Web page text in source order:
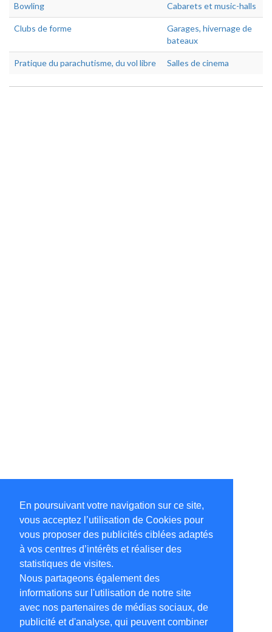
En poursuivant votre navigation sur ce site,
vous acceptez l’utilisation de Cookies pour
vous proposer des publicités ciblées adaptés
à vos centres d’intérêts et réaliser des
statistiques de visites.
Nous partageons également des
informations sur l'utilisation de notre site
avec nos partenaires de médias sociaux, de
publicité et d'analyse, qui peuvent combiner
Bowling Cabarets et music-halls
Clubs de forme
Garages, hivernage de
bateaux
Pratique du parachutisme, du vol libre Salles de cinema